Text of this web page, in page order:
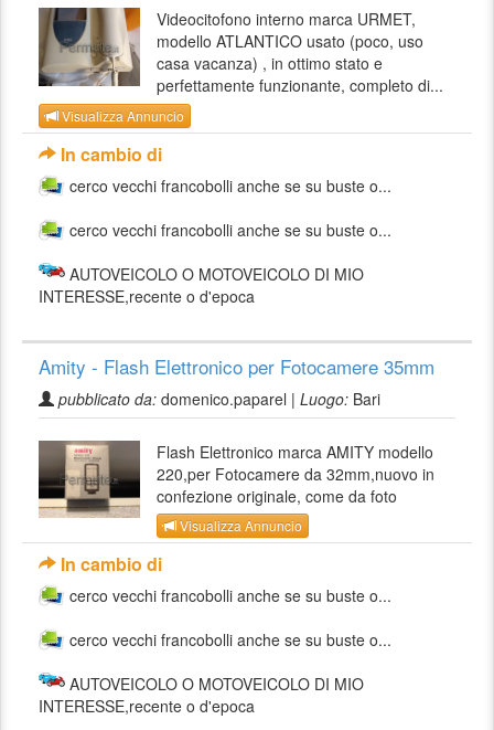
Videocitofono interno marca URMET,
modello ATLANTICO usato (poco, uso
casa vacanza) , in ottimo stato e
perfettamente funzionante, completo di...
Visualizza Annuncio
In cambio di
cerco vecchi francobolli anche se su buste o...
cerco vecchi francobolli anche se su buste o...
AUTOVEICOLO O MOTOVEICOLO DI MIO
INTERESSE,recente o d'epoca
Amity - Flash Elettronico per Fotocamere 35mm
pubblicato da: domenico.paparel | Luogo: Bari
Flash Elettronico marca AMITY modello
220,per Fotocamere da 32mm,nuovo in
confezione originale, come da foto
Visualizza Annuncio
In cambio di
cerco vecchi francobolli anche se su buste o...
cerco vecchi francobolli anche se su buste o...
AUTOVEICOLO O MOTOVEICOLO DI MIO
INTERESSE,recente o d'epoca